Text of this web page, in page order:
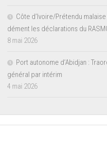
Côte d’Ivoire/Prétendu
dément les déclarations du
8 mai 2026
Port autonome d’Abidjan :
général par intérim
4 mai 2026